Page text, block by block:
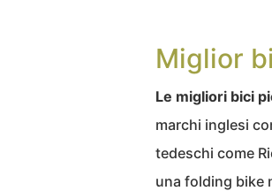
Miglior
Le migliori bici
marchi inglesi
tedeschi come
una folding bike